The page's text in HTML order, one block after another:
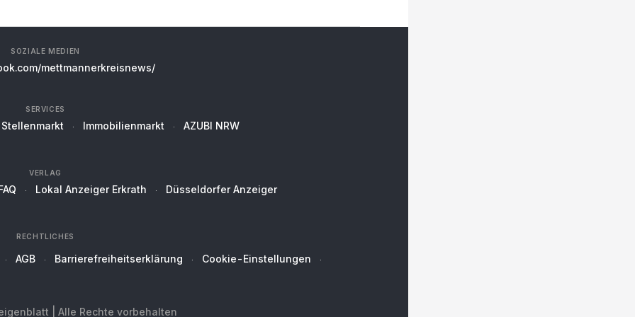
SOZIALE MEDIEN
mettmannerkreisnews/
SERVICES
Stellenmarkt Immobilienmarkt AZUBI NRW
VERLAG
Lokal Anzeiger Erkrath Düsseldorfer Anzeiger
RECHTLICHES
AGB Barrierefreiheitserklärung Cookie-Einstellungen
| Alle Rechte vorbehalten